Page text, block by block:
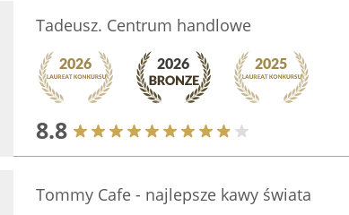
Tadeusz. Centrum handlowe
8.8
Tommy Cafe - najlepsze kawy świata